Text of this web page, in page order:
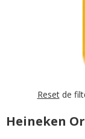
Resetde
Heineken